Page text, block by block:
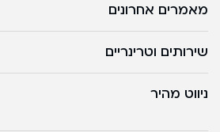
מאמרים אחרונים
שירותים וטרינריים
ניווט מהיר